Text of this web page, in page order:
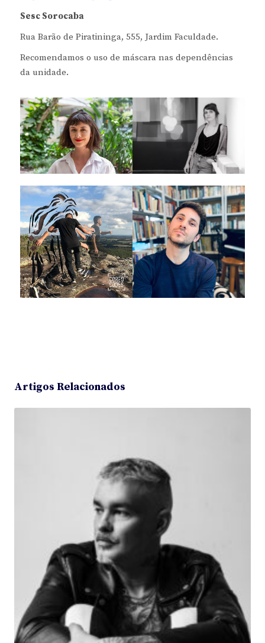
Sesc Sorocaba
Rua Barão de Piratininga, 555, Jardim Faculdade.
Recomendamos o uso de máscara nas dependências
da unidade.
Artigos Relacionados